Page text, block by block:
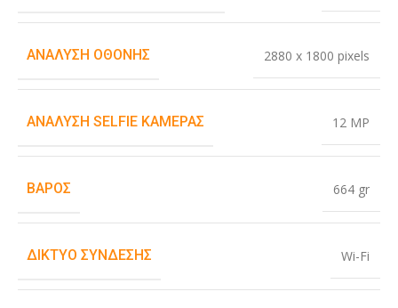
ΑΝΆΛΥΣΗ ΟΘΌΝΗΣ 2880 x 1800 pixels
ΑΝΆΛΥΣΗ SELFIE ΚΆΜΕΡΑΣ 12 MP
ΒΆΡΟΣ 664 gr
ΔΊΚΤΥΟ ΣΎΝΔΕΣΗΣ Wi-Fi